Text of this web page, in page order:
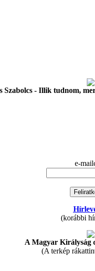
Szabolcs - Illik tudnom,
e-
(korábbi
A Magyar Királyság
(A terkép